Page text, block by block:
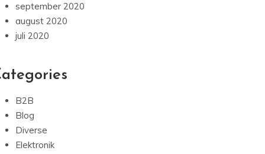
september 2020
august 2020
juli 2020
B2B
Blog
Diverse
Elektronik